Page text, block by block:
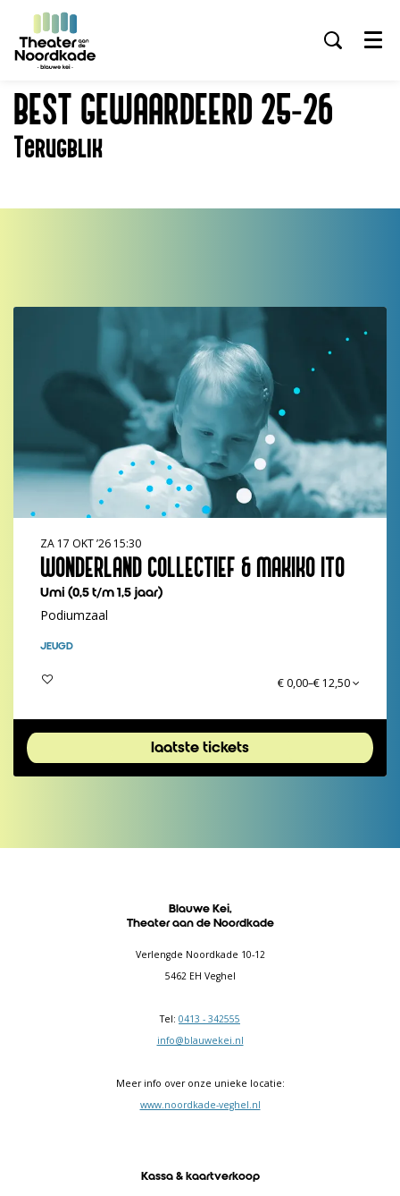
Menu
BEST GEWAARDEERD 25-26
Terugblik
WONDERLAND COLLECTIEF & MAKIKO ITO
Umi (0,5 t/m 1,5 jaar)
ZA 17 OKT ’26 15:30
Podiumzaal
JEUGD
€ 0,00–€ 12,50
laatste tickets
Blauwe Kei,
Theater aan de Noordkade
Verlengde Noordkade 10-12
5462 EH Veghel
Tel: 0413 - 342555
info@blauwekei.nl
Meer info over onze unieke locatie:
www.noordkade-veghel.nl
Kassa & kaartverkoop